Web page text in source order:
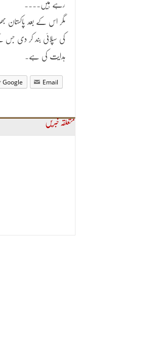
رہے ہیں۔۔۔۔
مگر اس کے بعد پاکستان
کی سپلائی بند کر دی
ہدایت کی ہے۔
Google Email
متعلقہ خبریں